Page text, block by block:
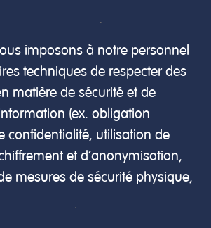
imposons à notre personnel
techniques de respecter des
matière de sécurité et de
(ex. obligation
confidentialité, utilisation de
et d’anonymisation,
mesures de sécurité physique,